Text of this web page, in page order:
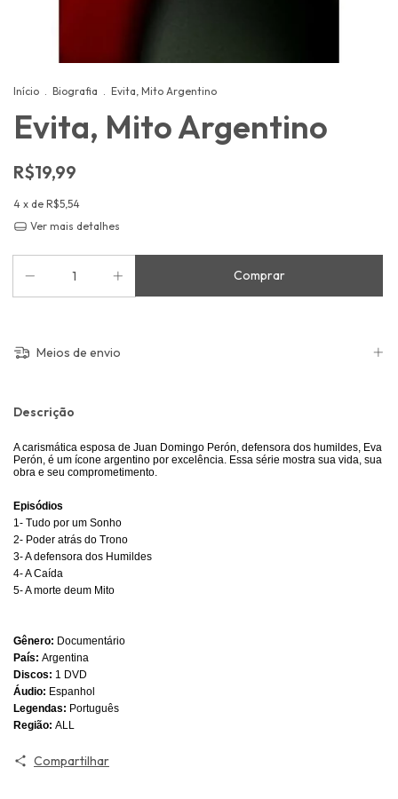
Início . Biografia . Evita, Mito Argentino
Evita, Mito Argentino
R$19,99
4 x de R$5,54
Ver mais detalhes
Meios de envio
Descrição
A carismática esposa de Juan Domingo Perón, defensora dos humildes, Eva
Perón, é um ícone argentino por excelência. Essa série mostra sua vida, sua
obra e seu comprometimento.
Episódios
1- Tudo por um Sonho
2- Poder atrás do Trono
3- A defensora dos Humildes
4- A Caída
5- A morte deum Mito
Gênero: Documentário
País: Argentina
Discos: 1 DVD
Áudio: Espanhol
Legendas: Português
Região: ALL
Compartilhar